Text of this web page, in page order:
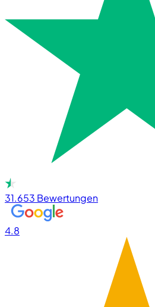
31.653 Bewertungen
4.8